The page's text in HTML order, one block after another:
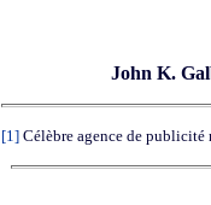
John K.
[1] Célèbre agence de publicité